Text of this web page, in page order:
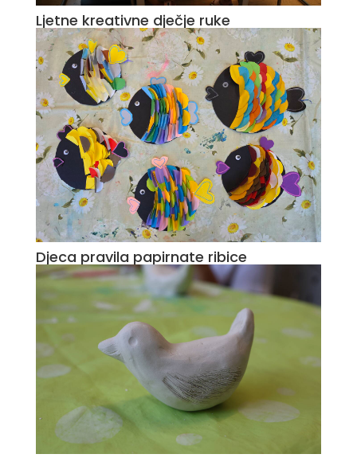
Ljetne kreativne dječje ruke
Djeca pravila papirnate ribice